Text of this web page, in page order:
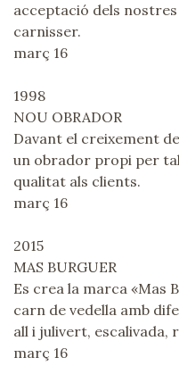
acceptació dels
carnisser.
març 16
1998
NOU OBRADOR
Davant el creixement
un obrador propi per
qualitat als clients.
març 16
2015
MAS BURGUER
Es crea la marca «Mas
carn de vedella amb
all i julivert,
març 16